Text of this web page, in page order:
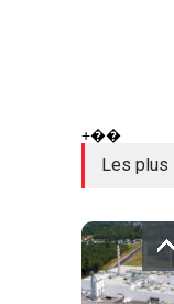
+��
Les plus